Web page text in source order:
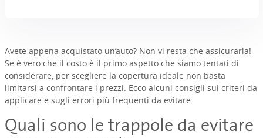
Avete appena acquistato un’auto? Non vi resta che assicurarla!
Se è vero che il costo è il primo aspetto che siamo tentati di
considerare, per scegliere la copertura ideale non basta
limitarsi a confrontare i prezzi. Ecco alcuni consigli sui criteri da
applicare e sugli errori più frequenti da evitare.
Quali sono le trappole da evitare